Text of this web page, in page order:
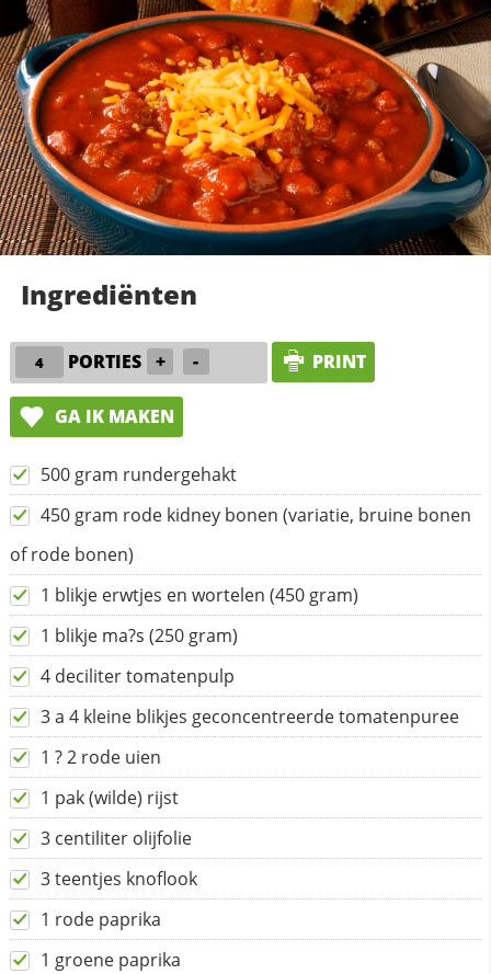
Ingrediënten
PORTIES + - PRINT
GA IK MAKEN
500 gram rundergehakt
450 gram rode kidney bonen (variatie, bruine bonen
of rode bonen)
1 blikje erwtjes en wortelen (450 gram)
1 blikje ma?s (250 gram)
4 deciliter tomatenpulp
3 a 4 kleine blikjes geconcentreerde tomatenpuree
1 ? 2 rode uien
1 pak (wilde) rijst
3 centiliter olijfolie
3 teentjes knoflook
1 rode paprika
1 groene paprika